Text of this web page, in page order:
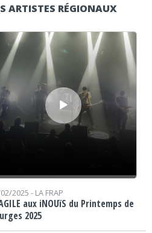
ARTISTES RÉGIONAUX
audio
2025 - LA FRAP
aux iNOUïS du Printemps de
2025